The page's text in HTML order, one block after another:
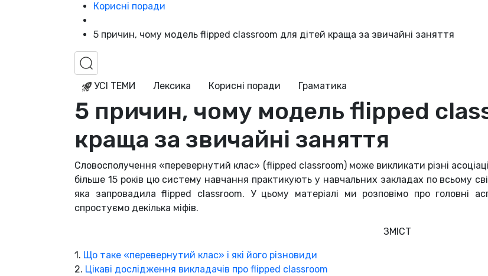
Корисні поради
5 причин, чому модель flipped classroom для дітей краща за звичайні заняття
УСІ ТЕМИ Лексика Корисні поради Граматика
5 причин, чому модель flipped
краща за звичайні заняття
Словосполучення «перевернутий клас» (flipped classroom) може викликати різні
більше 15 років цю систему навчання практикують у навчальних закладах по всьому
яка запровадила flipped classroom. У цьому матеріалі ми розповімо про головні
спростуємо декілька міфів.
ЗМІСТ
1. Що таке «перевернутий клас» і які його різновиди
2. Цікаві дослідження викладачів про flipped classroom